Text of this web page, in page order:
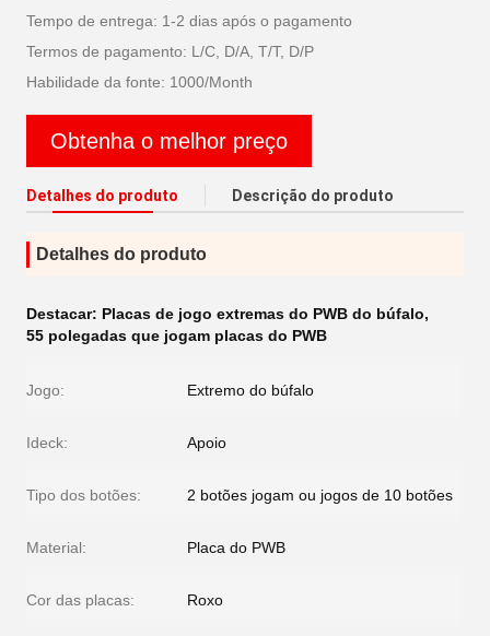
Tempo de entrega: 1-2 dias após o pagamento
Termos de pagamento: L/C, D/A, T/T, D/P
Habilidade da fonte: 1000/Month
Obtenha o melhor preço
Detalhes do produto Descrição do produto
Detalhes do produto
Destacar: Placas de jogo extremas do PWB do búfalo,
55 polegadas que jogam placas do PWB
Jogo: Extremo do búfalo
Ideck: Apoio
Tipo dos botões: 2 botões jogam ou jogos de 10 botões
Material: Placa do PWB
Cor das placas: Roxo